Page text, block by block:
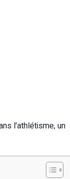
l’athlétisme, un